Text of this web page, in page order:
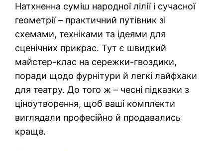
Натхненна суміш народної лілії і сучасної
геометрії – практичний путівник зі
схемами, техніками та ідеями для
сценічних прикрас. Тут є швидкий
майстер-клас на сережки-гвоздики,
поради щодо фурнітури й легкі лайфхаки
для театру. До того ж – чесні підказки з
ціноутворення, щоб ваші комплекти
виглядали професійно й продавались
краще.